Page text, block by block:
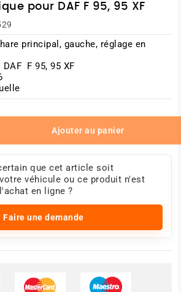
pour DAF F 95, 95 XF
principal, gauche, réglage en
F 95, 95 XF
Ajouter au panier
que cet article soit
véhicule ou ce produit n'est
en ligne ?
Faire une demande